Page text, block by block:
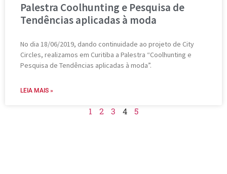
Palestra Coolhunting e Pesquisa de
Tendências aplicadas à moda
No dia 18/06/2019, dando continuidade ao projeto de City
Circles, realizamos em Curitiba a Palestra “Coolhunting e
Pesquisa de Tendências aplicadas à moda”.
LEIA MAIS »
1 2 3 4 5